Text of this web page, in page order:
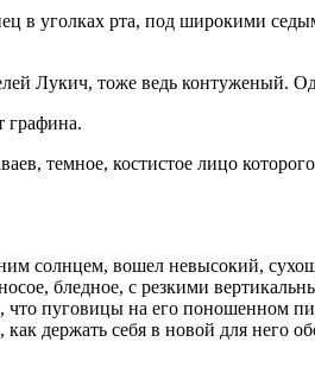
в уголках рта, под широкими
Лукич, тоже ведь контуженый.
графина.
темное, костистое лицо
солнцем, вошел невысокий,
бледное, с резкими
пуговицы на его поношенном
держать себя в новой для него